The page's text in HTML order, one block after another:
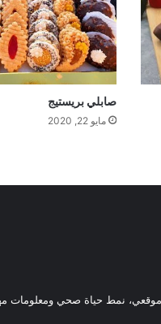
صابلي بريستيج
مايو 22, 2020
نمط حياة صحي ومعلومات